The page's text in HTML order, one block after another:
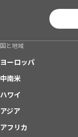
国と地域
ヨーロッパ
中南米
ハワイ
アジア
アフリカ